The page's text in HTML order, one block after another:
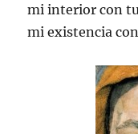
mi interior con
mi existencia